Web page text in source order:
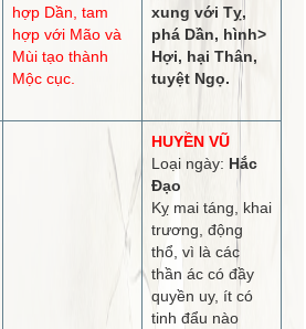
hợpDần, tam
hợpvới Mão và
Mùi tạo thành
Mộc cục.
xung với Tỵ,
pháDần, hình>
Hợi, hại Thân,
tuyệtNgọ.
HUYỀN VŨ
Loại ngày: Hắc
Đạo
Kỵ mai táng, khai
trương, động
thổ, vì là các
thần ác có đầy
quyền uy, ít có
tinh đẩu nào